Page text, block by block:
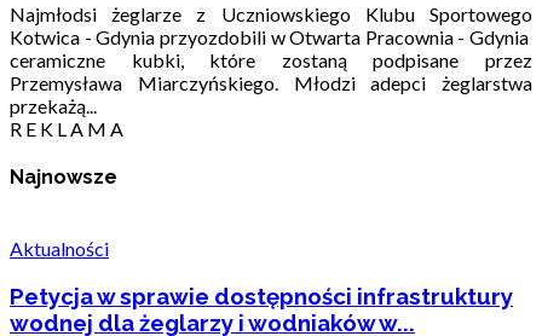
Najmłodsi żeglarze z Uczniowskiego Klubu Sportowego
Kotwica - Gdynia przyozdobili w Otwarta Pracownia - Gdynia
ceramiczne kubki, które zostaną podpisane przez
Przemysława Miarczyńskiego. Młodzi adepci żeglarstwa
przekażą...
R E K L A M A
Najnowsze
Aktualności
Petycja w sprawie dostępności infrastruktury
wodnej dla żeglarzy i wodniaków w...